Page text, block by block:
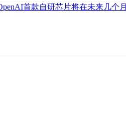
首款自研芯片将在未来几个月